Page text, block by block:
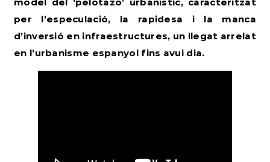
per l’especulació, la rapidesa i la manca
d’inversió en infraestructures, un llegat arrelat
en l’urbanisme espanyol fins avui dia.